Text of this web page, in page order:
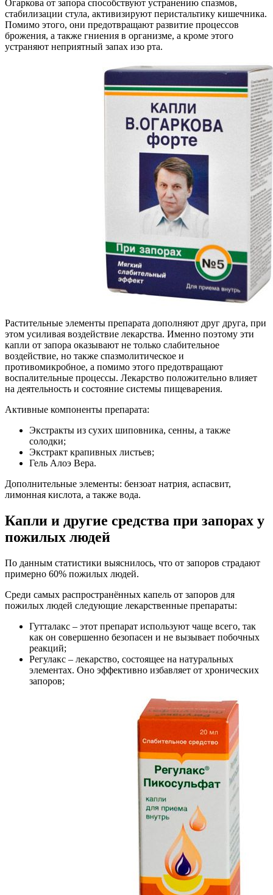
Огаркова от запора способствуют устранению спазмов,
стабилизации стула, активизируют перистальтику кишечника.
Помимо этого, они предотвращают развитие процессов
брожения, а также гниения в организме, а кроме этого
устраняют неприятный запах изо рта.
Растительные элементы препарата дополняют друг друга, при
этом усиливая воздействие лекарства. Именно поэтому эти
капли от запора оказывают не только слабительное
воздействие, но также спазмолитическое и
противомикробное, а помимо этого предотвращают
воспалительные процессы. Лекарство положительно влияет
на деятельность и состояние системы пищеварения.
Активные компоненты препарата:
Экстракты из сухих шиповника, сенны, а также
солодки;
Экстракт крапивных листьев;
Гель Алоэ Вера.
Дополнительные элементы: бензоат натрия, аспасвит,
лимонная кислота, а также вода.
Капли и другие средства при запорах у
пожилых людей
По данным статистики выяснилось, что от запоров страдают
примерно 60% пожилых людей.
Среди самых распространённых капель от запоров для
пожилых людей следующие лекарственные препараты:
Гутталакс – этот препарат используют чаще всего, так
как он совершенно безопасен и не вызывает побочных
реакций;
Регулакс – лекарство, состоящее на натуральных
элементах. Оно эффективно избавляет от хронических
запоров;